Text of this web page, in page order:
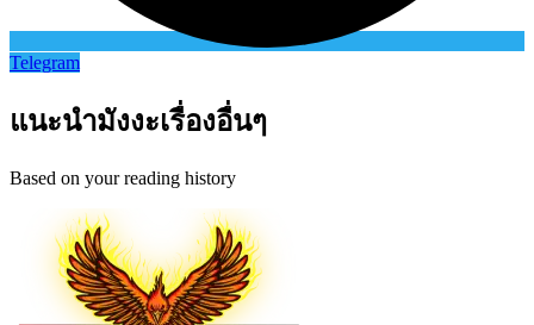
Telegram
แนะนำมังงะเรื่องอื่นๆ
Based on your reading history